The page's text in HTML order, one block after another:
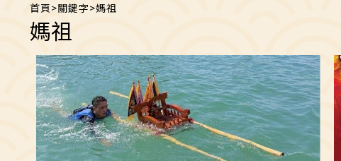
首頁>關鍵字>媽祖
媽祖